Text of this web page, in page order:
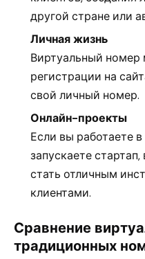
другой стране или
Личная жизнь
Виртуальный номер
регистрации на
свой личный номер.
Онлайн-проекты
Если вы работаете
запускаете
стать отличным
клиентами.
Сравнение
традиционных